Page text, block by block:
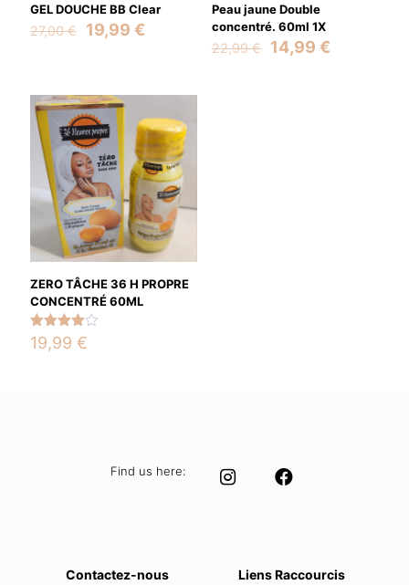
Name *
Email*
Save my name, email, and website in this browser for the
next time I comment.
GEL DOUCHE BB Clear
27,00€
Original
19,99 €
Peau jaune Double
concentré. 60ml 1X
22,99€
Original
14,99 €Current
ZERO TÂCHE 36 H PROPRE
CONCENTRÉ 60ML
Rated
4.00
19,99 €
Find us here:
Contactez-nous Liens Raccourcis